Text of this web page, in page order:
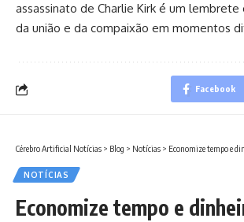
assassinato de Charlie Kirk é um lembrete
da união e da compaixão em momentos
Facebook
Cérebro Artificial Notícias > Blog > Notícias > Economize tempo e dinheiro: compare as
NOTÍCIAS
Economize tempo e